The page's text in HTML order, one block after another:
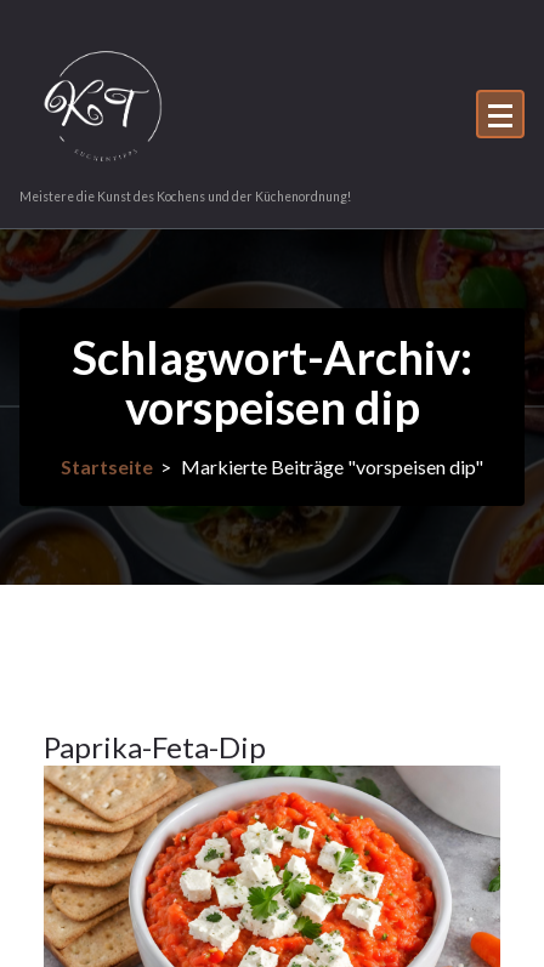
springen
Meistere die Kunst des Kochens und der Küchenordnung!
Schlagwort-Archiv:
vorspeisen dip
Startseite> Markierte Beiträge "vorspeisen dip"
12
NOV.
2023
12Nov.
2023
Paprika-Feta-Dip